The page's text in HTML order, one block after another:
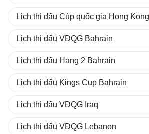
Lịch thi đấu Cúp quốc gia Hong Kong
Lịch thi đấu VĐQG Bahrain
Lịch thi đấu Hạng 2 Bahrain
Lịch thi đấu Kings Cup Bahrain
Lịch thi đấu VĐQG Iraq
Lịch thi đấu VĐQG Lebanon